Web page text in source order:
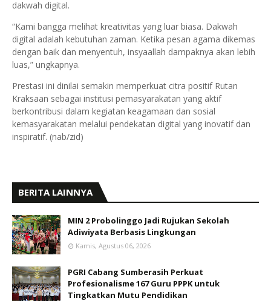
dakwah digital.
“Kami bangga melihat kreativitas yang luar biasa. Dakwah
digital adalah kebutuhan zaman. Ketika pesan agama dikemas
dengan baik dan menyentuh, insyaallah dampaknya akan lebih
luas,” ungkapnya.
Prestasi ini dinilai semakin memperkuat citra positif Rutan
Kraksaan sebagai institusi pemasyarakatan yang aktif
berkontribusi dalam kegiatan keagamaan dan sosial
kemasyarakatan melalui pendekatan digital yang inovatif dan
inspiratif. (nab/zid)
BERITA LAINNYA
MIN 2 Probolinggo Jadi Rujukan Sekolah
Adiwiyata Berbasis Lingkungan
Kamis, Agustus 06, 2026
PGRI Cabang Sumberasih Perkuat
Profesionalisme 167 Guru PPPK untuk
Tingkatkan Mutu Pendidikan